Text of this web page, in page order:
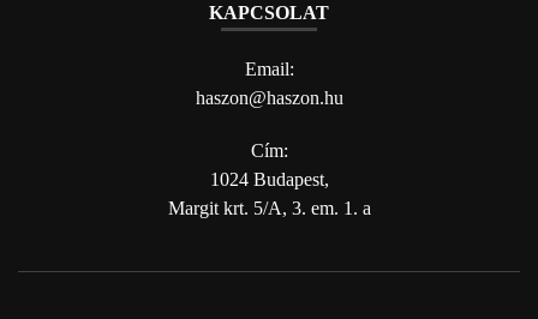
KAPCSOLAT
Email:
haszon@haszon.hu
Cím:
1024 Budapest,
Margit krt. 5/A, 3. em. 1. a